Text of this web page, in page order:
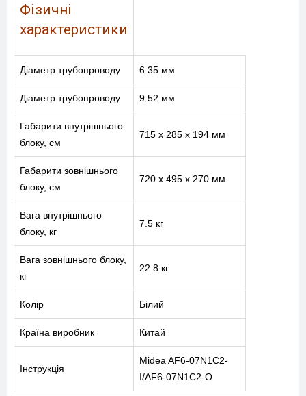
Фізичні
характеристики
Діаметр трубопроводу 6.35 мм
Діаметр трубопроводу 9.52 мм
Габарити внутрішнього
блоку, см
715 x 285 x 194 мм
Габарити зовнішнього
блоку, см
720 x 495 x 270 мм
Вага внутрішнього
блоку, кг
7.5 кг
Вага зовнішнього блоку,
кг
22.8 кг
Колір Білий
Країна виробник Китай
Інструкція
Midea AF6-07N1C2-
I/AF6-07N1C2-O